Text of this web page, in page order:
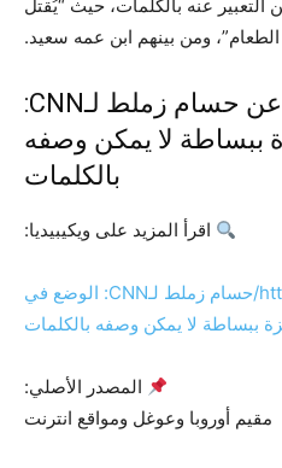
عنه بالكلمات، حيث “يُقتل
ومن بينهم ابن عمه سعيد.
تفاصيل إضافية عن حسام زملط لـCNN:
ببساطة لا يمكن وصفه
بالكلمات
اقرأ المزيد على ويكيبيديا:
https://ar.wikipedia.org/wiki/حسام زملط لـCNN: الوضع في
ببساطة لا يمكن وصفه بالكلمات
المصدر الأصلي:
مقيم أوروبا وعوغل ومواقع انترنت